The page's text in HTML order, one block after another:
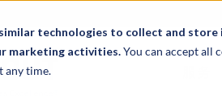
technologies to collect and
marketing activities.You can accept all
any time.